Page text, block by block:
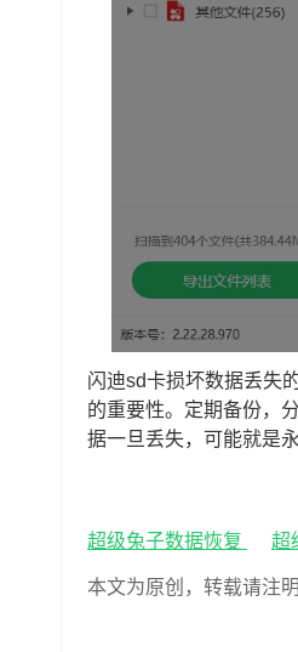
闪迪sd卡损坏数据丢失
的重要性。定期备份，
据一旦丢失，可能就是
超级兔子数据恢复 超
本文为原创，转载请注